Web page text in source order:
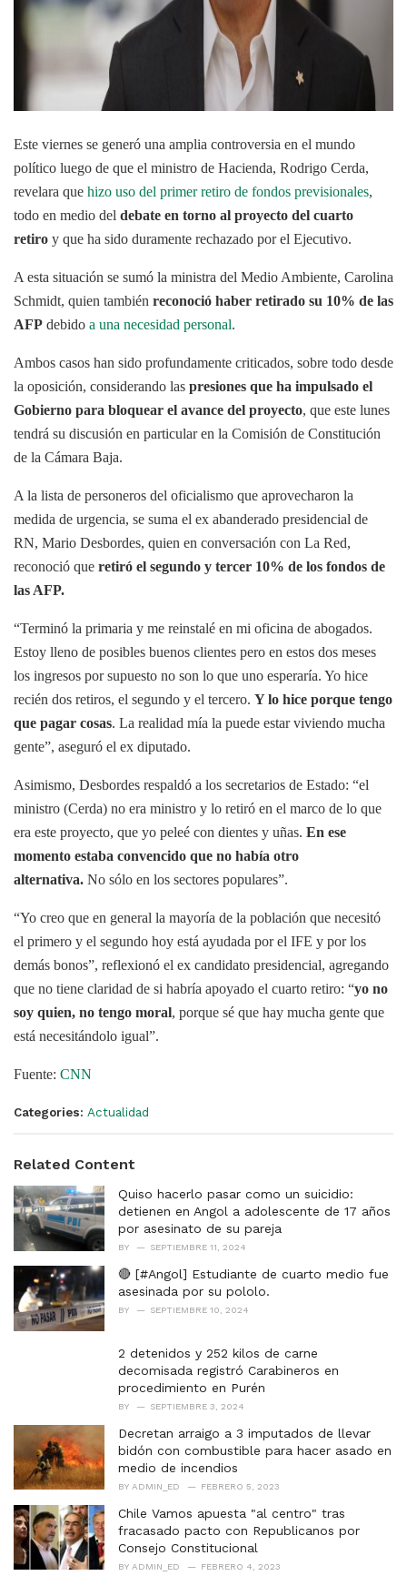
Este viernes se generó una amplia controversia en el mundo
político luego de que el ministro de Hacienda, Rodrigo Cerda,
revelara que hizo uso del primer retiro de fondos previsionales,
todo en medio del debate en torno al proyecto del cuarto
retiro y que ha sido duramente rechazado por el Ejecutivo.
A esta situación se sumó la ministra del Medio Ambiente, Carolina
Schmidt, quien también reconoció haber retirado su 10% de las
AFP debido a una necesidad personal.
Ambos casos han sido profundamente criticados, sobre todo desde
la oposición, considerando las presiones que ha impulsado el
Gobierno para bloquear el avance del proyecto, que este lunes
tendrá su discusión en particular en la Comisión de Constitución
de la Cámara Baja.
A la lista de personeros del oficialismo que aprovecharon la
medida de urgencia, se suma el ex abanderado presidencial de
RN, Mario Desbordes, quien en conversación con La Red,
reconoció que retiró el segundo y tercer 10% de los fondos de
las AFP.
“Terminó la primaria y me reinstalé en mi oficina de abogados.
Estoy lleno de posibles buenos clientes pero en estos dos meses
los ingresos por supuesto no son lo que uno esperaría. Yo hice
recién dos retiros, el segundo y el tercero. Y lo hice porque tengo
que pagar cosas. La realidad mía la puede estar viviendo mucha
gente”, aseguró el ex diputado.
Asimismo, Desbordes respaldó a los secretarios de Estado: “el
ministro (Cerda) no era ministro y lo retiró en el marco de lo que
era este proyecto, que yo peleé con dientes y uñas. En ese
momento estaba convencido que no había otro
alternativa. No sólo en los sectores populares”.
“Yo creo que en general la mayoría de la población que necesitó
el primero y el segundo hoy está ayudada por el IFE y por los
demás bonos”, reflexionó el ex candidato presidencial, agregando
que no tiene claridad de si habría apoyado el cuarto retiro: “yo no
soy quien, no tengo moral, porque sé que hay mucha gente que
está necesitándolo igual”.
Fuente: CNN
Categories: Actualidad
Related Content
Quiso hacerlo pasar como un suicidio:
detienen en Angol a adolescente de 17 años
por asesinato de su pareja
BY SEPTIEMBRE 11, 2024
🔴 [#Angol] Estudiante de cuarto medio fue
asesinada por su pololo.
BY SEPTIEMBRE 10, 2024
2 detenidos y 252 kilos de carne
decomisada registró Carabineros en
procedimiento en Purén
BY SEPTIEMBRE 3, 2024
Decretan arraigo a 3 imputados de llevar
bidón con combustible para hacer asado en
medio de incendios
BY ADMIN_ED FEBRERO 5, 2023
Chile Vamos apuesta "al centro" tras
fracasado pacto con Republicanos por
Consejo Constitucional
BY ADMIN_ED FEBRERO 4, 2023